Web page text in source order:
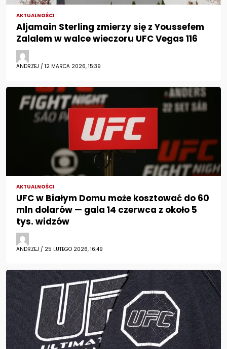
AKTUALNOŚCI
Aljamain Sterling zmierzy się z Youssefem
Zalalem w walce wieczoru UFC Vegas 116
ANDRZEJ / 12 MARCA 2026, 15:39
AKTUALNOŚCI
UFC w Białym Domu może kosztować do 60
mln dolarów — gala 14 czerwca z około 5
tys. widzów
ANDRZEJ / 25 LUTEGO 2026, 16:49